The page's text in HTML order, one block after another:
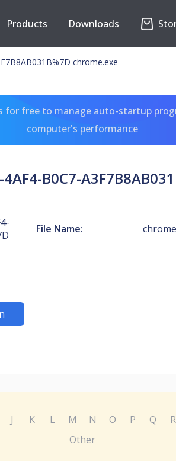
Products Downloads
chrome.exe
for free to manage auto-startup
computer's performance
B0C7-
File Name:
J K L M N O P Q R
Other